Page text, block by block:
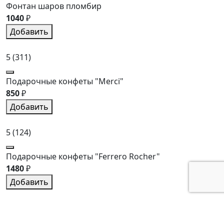
Фонтан шаров пломбир
1040₽
Добавить
5(311)
Подарочные конфеты "Merci"
850₽
Добавить
5(124)
Подарочные конфеты "Ferrero Rocher"
1480₽
Добавить